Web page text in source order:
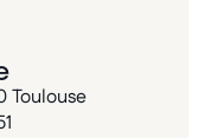
Toulouse